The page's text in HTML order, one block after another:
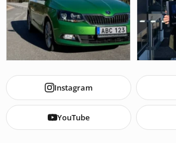
Instagram
YouTube